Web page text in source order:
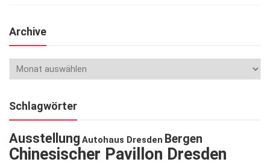
Archive
Schlagwörter
Ausstellung Autohaus Dresden Bergen
Chinesischer Pavillon Dresden